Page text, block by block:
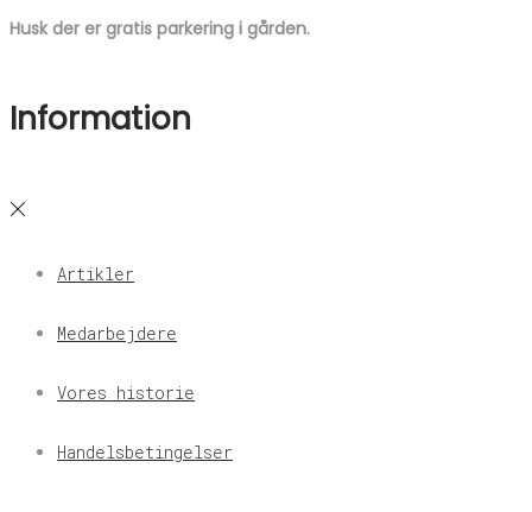
Husk der er gratis parkering i gården.
Information
Artikler
Medarbejdere
Vores historie
Handelsbetingelser